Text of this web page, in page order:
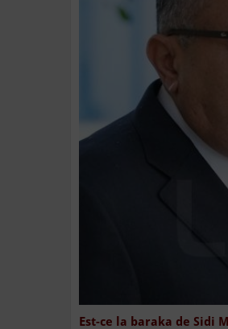
Est-ce la baraka de Sidi